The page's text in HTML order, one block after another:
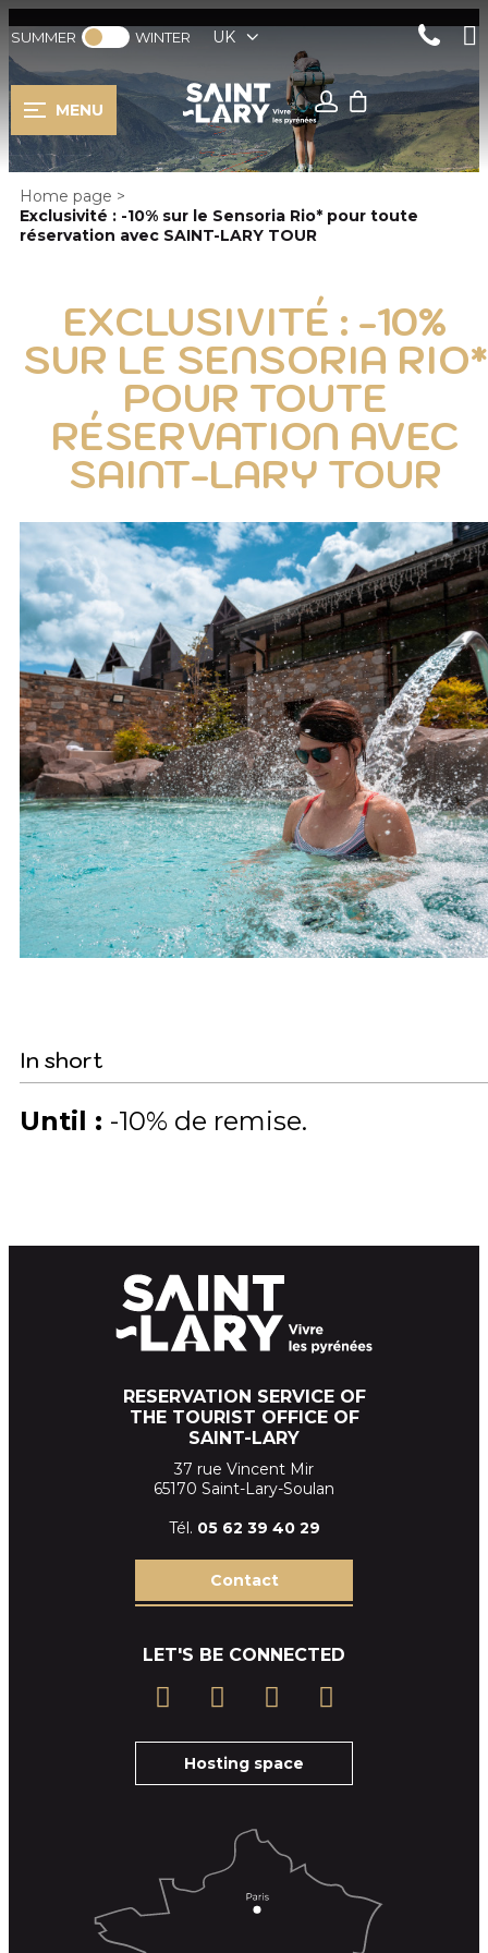
SUMMER WINTER UK
MENU
Home page >
Exclusivité : -10% sur le Sensoria Rio* pour toute
réservation avec SAINT-LARY TOUR
EXCLUSIVITÉ : -10%
SUR LE SENSORIA RIO*
POUR TOUTE
RÉSERVATION AVEC
SAINT-LARY TOUR
In short
Until : -10% de remise
RESERVATION SERVICE OF
THE TOURIST OFFICE OF
SAINT-LARY
37 rue Vincent Mir
65170 Saint-Lary-Soulan
Tél. 05 62 39 40 29
Contact
LET'S BE CONNECTED
Hosting space